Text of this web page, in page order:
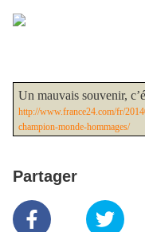
Un mauvais souvenir,
http://www.france24.com/fr/
champion-monde-hommages/
Partager